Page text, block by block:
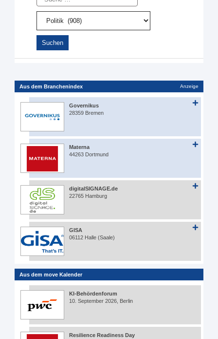
Aus dem Branchenindex Anzeige
Governikus
28359 Bremen
Materna
44263 Dortmund
digitalSIGNAGE.de
22765 Hamburg
GISA
06112 Halle (Saale)
Aus dem move Kalender
KI-Behördenforum
10. September 2026, Berlin
Resilience Readiness Day